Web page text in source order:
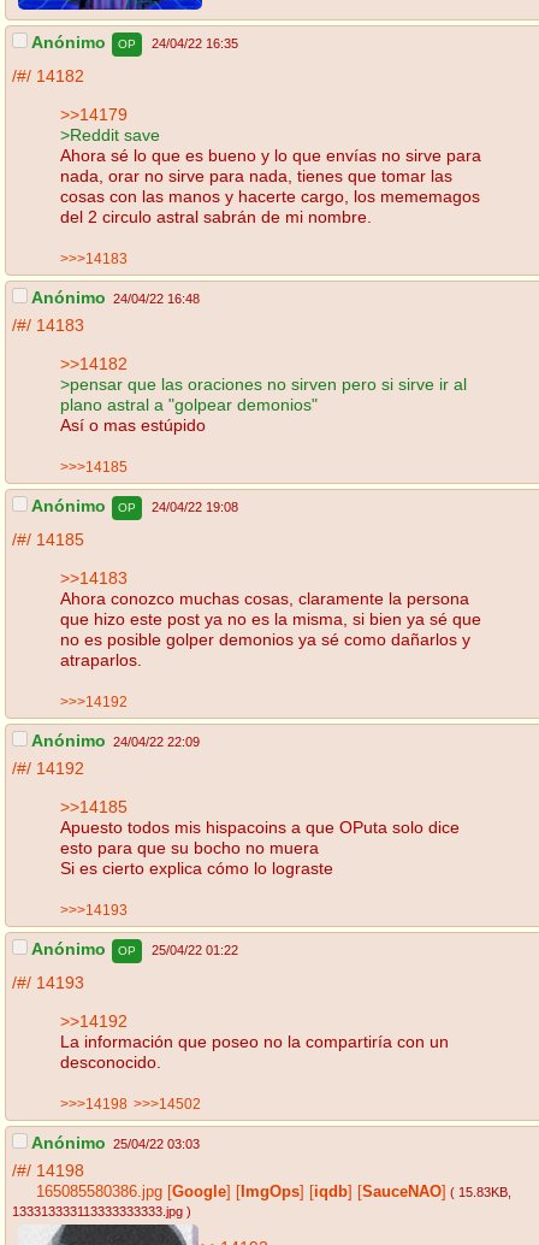
Anónimo OP 24/04/22 16:35
/#/ 14182
>>14179
>Reddit save
Ahora sé lo que es bueno y lo que envías no sirve para
nada, orar no sirve para nada, tienes que tomar las
cosas con las manos y hacerte cargo, los mememagos
del 2 circulo astral sabrán de mi nombre.
>>>14183
Anónimo 24/04/22 16:48
/#/ 14183
>>14182
>pensar que las oraciones no sirven pero si sirve ir al
plano astral a "golpear demonios"
Así o mas estúpido
>>>14185
Anónimo OP 24/04/22 19:08
/#/ 14185
>>14183
Ahora conozco muchas cosas, claramente la persona
que hizo este post ya no es la misma, si bien ya sé que
no es posible golper demonios ya sé como dañarlos y
atraparlos.
>>>14192
Anónimo 24/04/22 22:09
/#/ 14192
>>14185
Apuesto todos mis hispacoins a que OPuta solo dice
esto para que su bocho no muera
Si es cierto explica cómo lo lograste
>>>14193
Anónimo OP 25/04/22 01:22
/#/ 14193
>>14192
La información que poseo no la compartiría con un
desconocido.
>>>14198 >>>14502
Anónimo 25/04/22 03:03
/#/ 14198
165085580386.jpg Google ImgOps iqdb SauceNAO ( 15.83KB
133313333113333333333.jpg )